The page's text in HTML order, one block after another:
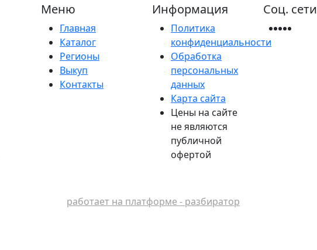
Меню
Главная
Каталог
Регионы
Выкуп
Контакты
Информация
Политика
конфиденциальности
Обработка
персональных
данных
Карта сайта
Цены на сайте
не являются
публичной
офертой
Соц. сети
работает на платформе - разбиратор